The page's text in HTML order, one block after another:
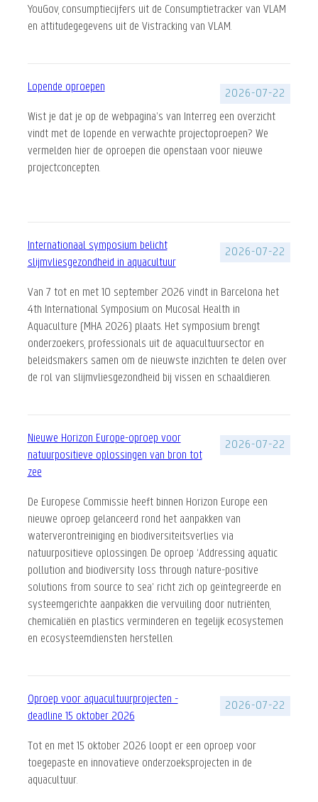
YouGov, consumptiecijfers uit de Consumptietracker van VLAM
en attitudegegevens uit de Vistracking van VLAM.
2026-07-22
Lopende oproepen
Wist je dat je op de webpagina’s van Interreg een overzicht
vindt met de lopende en verwachte projectoproepen? We
vermelden hier de oproepen die openstaan voor nieuwe
projectconcepten.
2026-07-22
Internationaal symposium belicht
slijmvliesgezondheid in aquacultuur
Van 7 tot en met 10 september 2026 vindt in Barcelona het
4th International Symposium on Mucosal Health in
Aquaculture (MHA 2026) plaats. Het symposium brengt
onderzoekers, professionals uit de aquacultuursector en
beleidsmakers samen om de nieuwste inzichten te delen over
de rol van slijmvliesgezondheid bij vissen en schaaldieren.
2026-07-22
Nieuwe Horizon Europe-oproep voor
natuurpositieve oplossingen van bron tot
zee
De Europese Commissie heeft binnen Horizon Europe een
nieuwe oproep gelanceerd rond het aanpakken van
waterverontreiniging en biodiversiteitsverlies via
natuurpositieve oplossingen. De oproep ‘Addressing aquatic
pollution and biodiversity loss through nature-positive
solutions from source to sea’ richt zich op geïntegreerde en
systeemgerichte aanpakken die vervuiling door nutriënten,
chemicaliën en plastics verminderen en tegelijk ecosystemen
en ecosysteemdiensten herstellen.
2026-07-22
Oproep voor aquacultuurprojecten -
deadline 15 oktober 2026
Tot en met 15 oktober 2026 loopt er een oproep voor
toegepaste en innovatieve onderzoeksprojecten in de
aquacultuur.